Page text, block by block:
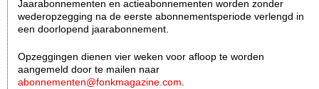
Jaarabonnementen en actieabonnementen worden zonder
wederopzegging na de eerste abonnementsperiode verlengd in
een doorlopend jaarabonnement.
Opzeggingen dienen vier weken voor afloop te worden
aangemeld door te mailen naar
abonnementen@fonkmagazine.com.